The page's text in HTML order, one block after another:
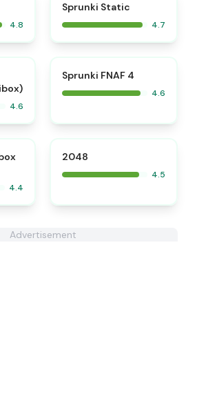
4.8
Sprunki Static
4.7
4.6
Sprunki FNAF 4
4.6
4.4
2048
4.5
Advertisement